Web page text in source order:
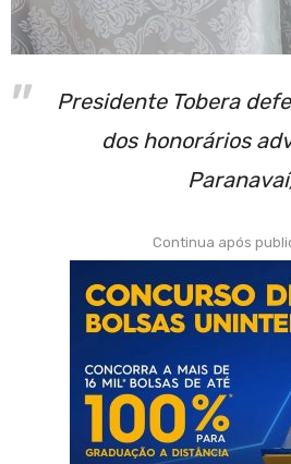
Presidente Tobera
dos honorários
Continua após